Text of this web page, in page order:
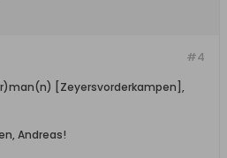
#4
[Zeyersvorderkampen],
Andreas!